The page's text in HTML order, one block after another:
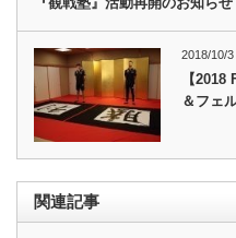
2018/10/3
【
＆フェ
関連記事